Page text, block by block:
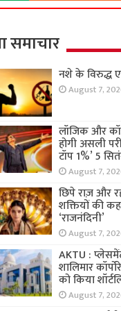
समाचार
नशे के विरुद्ध
August 7,
लॉजिक और
होगी असली
टॉप 1%’ 5
August 7,
छिपे राज़ और
शक्तियों की
‘राजनंदिनी’
August 7,
AKTU :
शालिमार
को किया
August 7,